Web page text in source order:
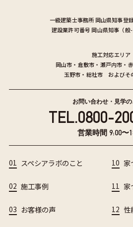
一級建築士事務所 岡山県知事登
建設業許可番号 岡山県知事（般
施工対応エリア
岡山市 ・ 倉敷市 ・ 瀬戸内市 ・
玉野市 ・ 総社市 およびそ
お問い合わせ・見学
TEL.0800-
営業時間 9:00〜
01 スペシアラボのこと
02 施工事例
03 お客様の声
10 家
11 家
12 性